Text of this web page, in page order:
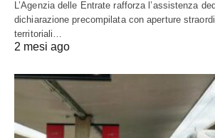
L’Agenzia delle Entrate rafforza l’assistenza
dichiarazione precompilata con aperture
territoriali…
2 mesi ago